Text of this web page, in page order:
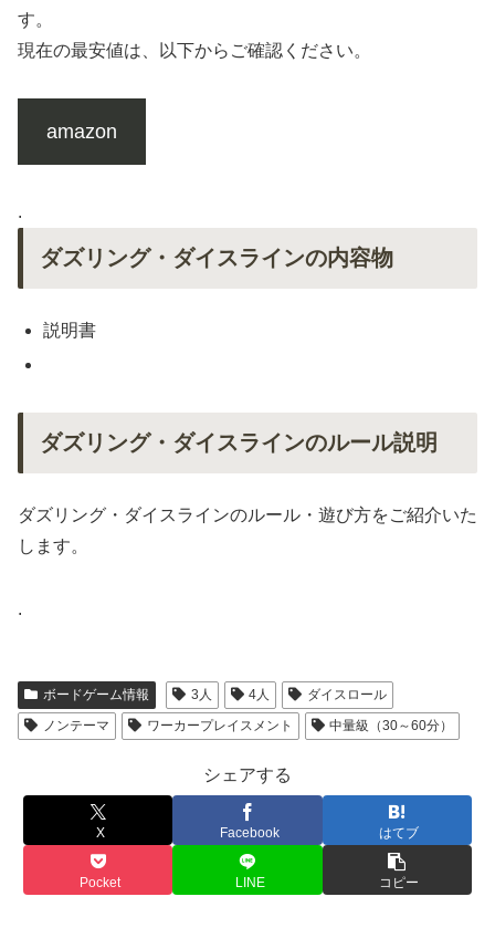
す。
現在の最安値は、以下からご確認ください。
amazon
.
ダズリング・ダイスラインの内容物
説明書
ダズリング・ダイスラインのルール説明
ダズリング・ダイスラインのルール・遊び方をご紹介いた
します。
.
ボードゲーム情報 3人 4人
ダイスロール
ノンテーマ
ワーカープレイスメント 中量級（30～60分）
シェアする
X Facebook はてブ
Pocket LINE コピー